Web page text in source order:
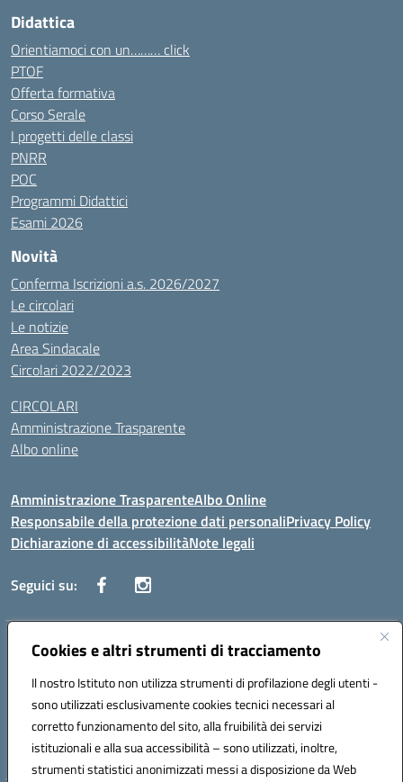
Cookies e altri strumenti di tracciamento
Il nostro Istituto non utilizza strumenti di profilazione degli utenti -
sono utilizzati esclusivamente cookies tecnici necessari al
corretto funzionamento del sito, alla fruibilità dei servizi
istituzionali e alla sua accessibilità – sono utilizzati, inoltre,
strumenti statistici anonimizzati messi a disposizione da Web
Didattica
Orientiamoci con un……… click
PTOF
Offerta formativa
Corso Serale
I progetti delle classi
PNRR
POC
Programmi Didattici
Esami 2026
Novità
Conferma Iscrizioni a.s. 2026/2027
Le circolari
Le notizie
Area Sindacale
Circolari 2022/2023
CIRCOLARI
Amministrazione Trasparente
Albo online
Amministrazione TrasparenteAlbo Online
Responsabile della protezione dati personaliPrivacy Policy
Dichiarazione di accessibilitàNote legali
Seguici su:
Indirizzo:Corso Vittorio Emanuele, 27 90133 - Palermo
Posta elettronica certificata (PEC):pais03600r@pec.istruzione.it
Codice fiscale: 97308550827
Codice meccanografico: PAIS03600R